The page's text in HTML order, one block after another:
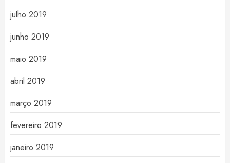
julho 2019
junho 2019
maio 2019
abril 2019
março 2019
fevereiro 2019
janeiro 2019